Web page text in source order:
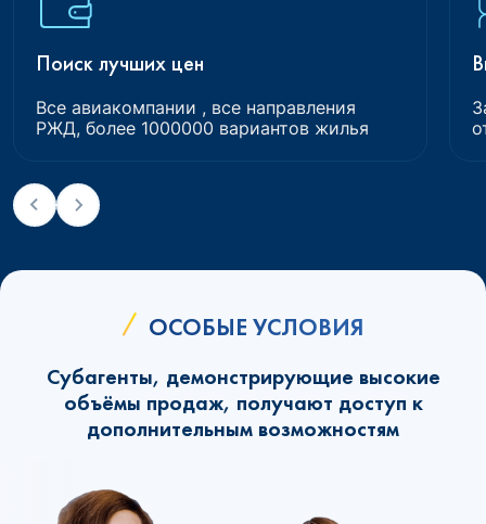
Поиск лучших цен
Все авиакомпании , все направления
РЖД, более 1000000 вариантов жилья
ОСОБЫЕ УСЛОВИЯ
Субагенты, демонстрирующие высокие
объёмы продаж, получают доступ к
дополнительным возможностям